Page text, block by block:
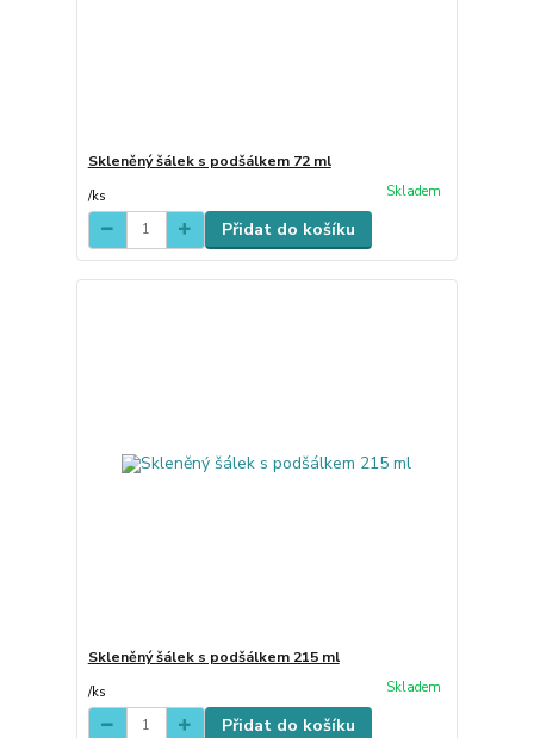
Skleněný šálek s podšálkem 72 ml
/ks Skladem
Přidat do košíku
Skleněný šálek s podšálkem 215 ml
/ks Skladem
Přidat do košíku